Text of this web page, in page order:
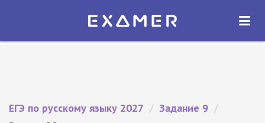
Экзамер — ЕГЭ 2027
ОТКРЫТЬ
ЕГЭ по русскому языку 2027 / Задание 9 /